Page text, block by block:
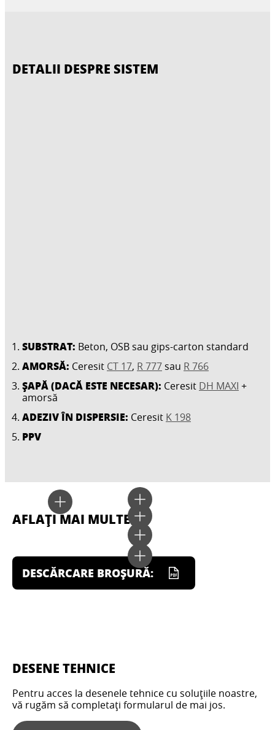
DETALII DESPRE SISTEM
SUBSTRAT: Beton, OSB sau gips-carton standard
AMORSĂ: Ceresit CT 17, R 777 sau R 766
ȘAPĂ (DACĂ ESTE NECESAR): Ceresit DH MAXI +
amorsă
ADEZIV ÎN DISPERSIE: Ceresit K 198
PPV
AFLAȚI MAI MULTE
DESCĂRCARE BROȘURĂ:
DESENE TEHNICE
Pentru acces la desenele tehnice cu soluțiile noastre,
vă rugăm să completați formularul de mai jos.